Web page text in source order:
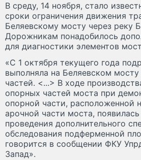
В среду, 14 ноября, стало
сроки ограничения движения
Беляевскому мосту через реку
Дорожникам понадобилось
для диагностики элементов
«С 1 октября текущего года
выполняла на Беляевском
частей. <...> В ходе
опорных частей моста при
опорной части, расположенной
арочной части моста,
проведения дополнительного
обследования подферменной
говорится в сообщении ФКУ
Запад».